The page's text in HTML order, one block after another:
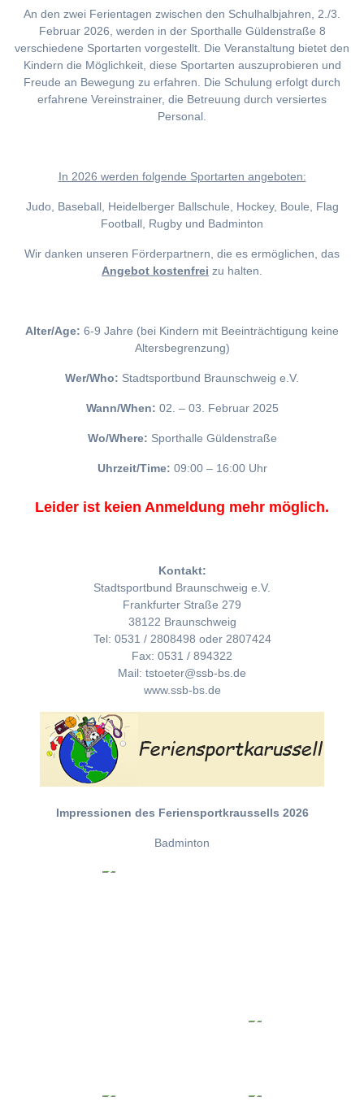
An den zwei Ferientagen zwischen den Schulhalbjahren, 2./3.
Februar 2026, werden in der Sporthalle Güldenstraße 8
verschiedene Sportarten vorgestellt. Die Veranstaltung bietet den
Kindern die Möglichkeit, diese Sportarten auszuprobieren und
Freude an Bewegung zu erfahren. Die Schulung erfolgt durch
erfahrene Vereinstrainer, die Betreuung durch versiertes
Personal.
In 2026 werden folgende Sportarten angeboten:
Judo, Baseball, Heidelberger Ballschule, Hockey, Boule, Flag
Football, Rugby und Badminton
Wir danken unseren Förderpartnern, die es ermöglichen, das
Angebot kostenfrei zu halten.
Alter/Age: 6-9 Jahre (bei Kindern mit Beeinträchtigung keine
Altersbegrenzung)
Wer/Who: Stadtsportbund Braunschweig e.V.
Wann/When: 02. – 03. Februar 2025
Wo/Where: Sporthalle Güldenstraße
Uhrzeit/Time: 09:00 – 16:00 Uhr
Leider ist keien Anmeldung mehr möglich.
Kontakt:
Stadtsportbund Braunschweig e.V.
Frankfurter Straße 279
38122 Braunschweig
Tel: 0531 / 2808498 oder 2807424
Fax: 0531 / 894322
Mail: tstoeter@ssb-bs.de
www.ssb-bs.de
Impressionen des Feriensportkraussells 2026
Badminton